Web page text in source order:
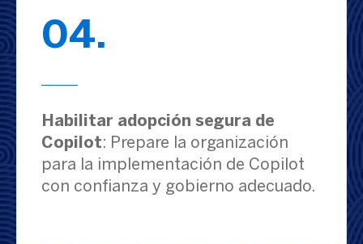
04.
Habilitar adopción segura de
Copilot: Prepare la organización
para la implementación de Copilot
con confianza y gobierno adecuado.